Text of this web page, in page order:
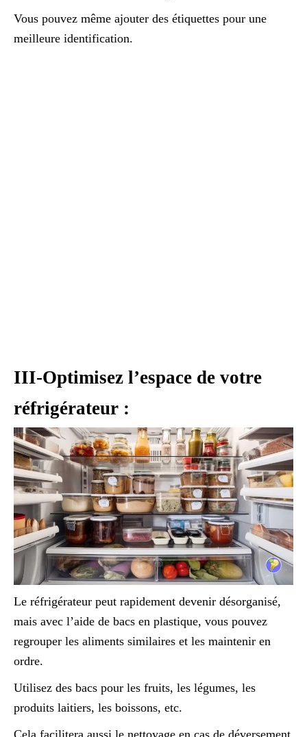
Vous pouvez même ajouter des étiquettes pour une
meilleure identification.
III-Optimisez l’espace de votre
réfrigérateur :
Le réfrigérateur peut rapidement devenir désorganisé,
mais avec l’aide de bacs en plastique, vous pouvez
regrouper les aliments similaires et les maintenir en
ordre.
Utilisez des bacs pour les fruits, les légumes, les
produits laitiers, les boissons, etc.
Cela facilitera aussi le nettoyage en cas de déversement